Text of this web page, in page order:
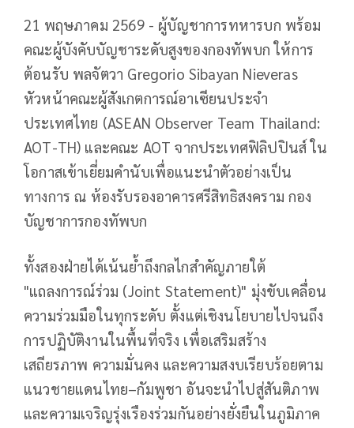
21 พฤษภาคม 2569 - ผู้บัญชาการทหารบก พร้อม
คณะผู้บังคับบัญชาระดับสูงของกองทัพบก ให้การ
ต้อนรับ พลจัตวา Gregorio Sibayan Nieveras
หัวหน้าคณะผู้สังเกตการณ์อาเซียนประจำ
ประเทศไทย (ASEAN Observer Team Thailand:
AOT-TH) และคณะ AOT จากประเทศฟิลิปปินส์ ใน
โอกาสเข้าเยี่ยมคำนับเพื่อแนะนำตัวอย่างเป็น
ทางการ ณ ห้องรับรองอาคารศรีสิทธิสงคราม กอง
บัญชาการกองทัพบก
ทั้งสองฝ่ายได้เน้นย้ำถึงกลไกสำคัญภายใต้
"แถลงการณ์ร่วม (Joint Statement)" มุ่งขับเคลื่อน
ความร่วมมือในทุกระดับ ตั้งแต่เชิงนโยบายไปจนถึง
การปฏิบัติงานในพื้นที่จริง เพื่อเสริมสร้าง
เสถียรภาพ ความมั่นคง และความสงบเรียบร้อยตาม
แนวชายแดนไทย–กัมพูชา อันจะนำไปสู่สันติภาพ
และความเจริญรุ่งเรืองร่วมกันอย่างยั่งยืนในภูมิภาค